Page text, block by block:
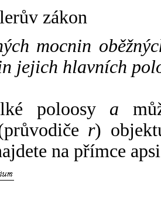
zákon
mocnin
jejich hlavních
poloosy a
r)
na přímce